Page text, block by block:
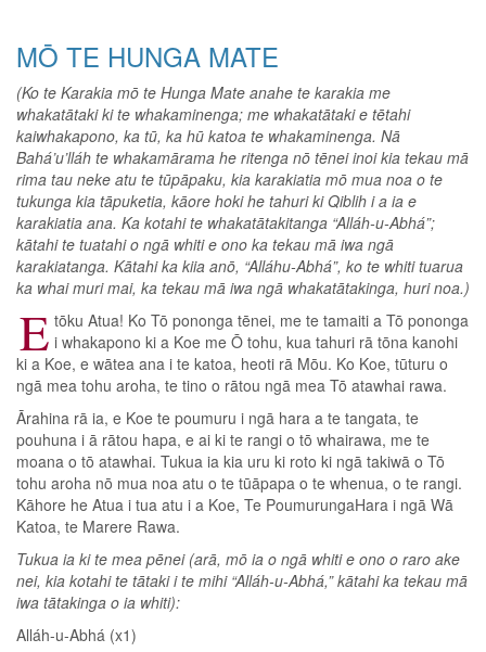
MŌ TE HUNGA MATE
(Ko te Karakia mō te Hunga Mate anahe te karakia me
whakatātaki ki te whakaminenga; me whakatātaki e tētahi
kaiwhakapono, ka tū, ka hū katoa te whakaminenga. Nā
Bahá’u’lláh te whakamārama he ritenga nō tēnei inoi kia tekau mā
rima tau neke atu te tūpāpaku, kia karakiatia mō mua noa o te
tukunga kia tāpuketia, kāore hoki he tahuri ki Qiblih i a ia e
karakiatia ana. Ka kotahi te whakatātakitanga “Alláh-u-Abhá”;
kātahi te tuatahi o ngā whiti e ono ka tekau mā iwa ngā
karakiatanga. Kātahi ka kiia anō, “Alláhu-Abhá”, ko te whiti tuarua
ka whai muri mai, ka tekau mā iwa ngā whakatātakinga, huri noa.)
E tōku Atua! Ko Tō pononga tēnei, me te tamaiti a Tō pononga
i whakapono ki a Koe me Ō tohu, kua tahuri rā tōna kanohi
ki a Koe, e wātea ana i te katoa, heoti rā Mōu. Ko Koe, tūturu o
ngā mea tohu aroha, te tino o rātou ngā mea Tō atawhai rawa.
Ārahina rā ia, e Koe te poumuru i ngā hara a te tangata, te
pouhuna i ā rātou hapa, e ai ki te rangi o tō whairawa, me te
moana o tō atawhai. Tukua ia kia uru ki roto ki ngā takiwā o Tō
tohu aroha nō mua noa atu o te tūāpapa o te whenua, o te rangi.
Kāhore he Atua i tua atu i a Koe, Te PoumurungaHara i ngā Wā
Katoa, te Marere Rawa.
Tukua ia ki te mea pēnei (arā, mō ia o ngā whiti e ono o raro ake
nei, kia kotahi te tātaki i te mihi “Alláh-u-Abhá,” kātahi ka tekau mā
iwa tātakinga o ia whiti):
Alláh-u-Abhá (x1)